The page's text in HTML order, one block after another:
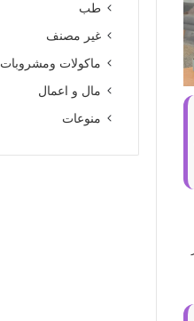
طب
غير مصنف
ماكولات ومشروبات
مال و اعمال
منوعات